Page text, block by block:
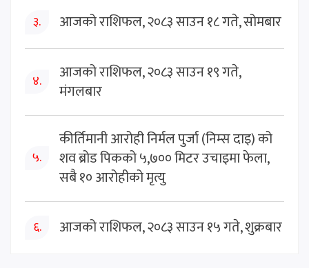
३. आजको राशिफल, २०८३ साउन १८ गते, सोमबार
४.
आजको राशिफल, २०८३ साउन १९ गते,
मंगलबार
५.
कीर्तिमानी आरोही निर्मल पुर्जा (निम्स दाइ) को
शव ब्रोड पिकको ५,७०० मिटर उचाइमा फेला,
सबै १० आरोहीको मृत्यु
६. आजको राशिफल, २०८३ साउन १५ गते, शुक्रबार